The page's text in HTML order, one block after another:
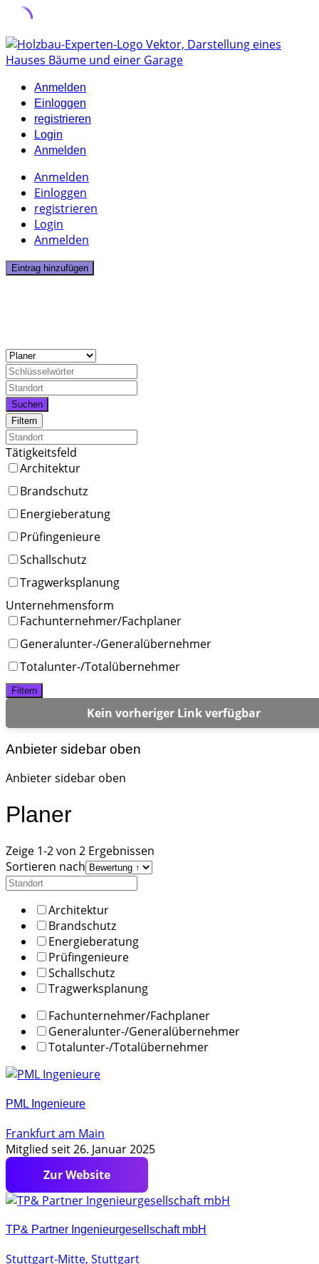
Skip
to
Anmelden
Einloggen
registrieren
Login
Anmelden
Anmelden
Einloggen
registrieren
Login
Anmelden
Eintrag hinzufügen
Suchen
Filtern
Tätigkeitsfeld
Architektur
Brandschutz
Energieberatung
Prüfingenieure
Schallschutz
Tragwerksplanung
Unternehmensform
Fachunternehmer/Fachplaner
Generalunter-/Generalübernehmer
Totalunter-/Totalübernehmer
Filtern
Kein vorheriger Link verfügbar
Anbieter sidebar oben
Anbieter sidebar oben
Planer
Zeige 1-2 von 2 Ergebnissen
Sortieren nach
Architektur
Brandschutz
Energieberatung
Prüfingenieure
Schallschutz
Tragwerksplanung
Fachunternehmer/Fachplaner
Generalunter-/Generalübernehmer
Totalunter-/Totalübernehmer
PML Ingenieure
Frankfurt am Main
Mitglied seit 26. Januar 2025
https://www.holzbau-
system.de
TP& Partner Ingenieurgesellschaft mbH
Stuttgart-Mitte, Stuttgart